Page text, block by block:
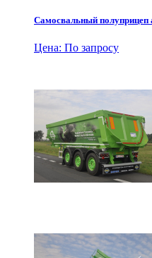
Самосвальный полуприцеп
Цена: По запросу